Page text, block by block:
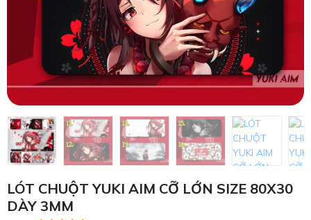
LÓT CHUỘT YUKI AIM CỠ LỚN SIZE 80X30
DÀY 3MM